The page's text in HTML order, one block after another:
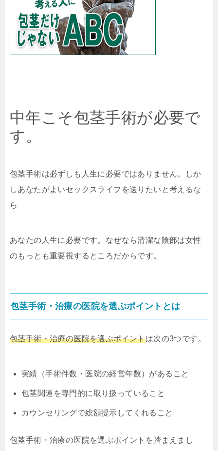
中年こそ包茎手術が必要で
す。
包茎手術は必ずしも人生に必要ではありません。しか
しあなたがよいセックスライフを送りたいと考えるな
ら
あなたの人生に必要です。なぜなら清潔な陰部は女性
のもっとも重要視するところだからです。
包茎手術・治療の医院を選ぶポイントとは
包茎手術・治療の医院を選ぶポイントは次の3つです。
実績（手術件数・医院の経営年数）があること
包茎関連を専門的に取り扱っていること
カウンセリングで総額提示してくれること
包茎手術・治療の医院を選ぶポイントを踏まえまし